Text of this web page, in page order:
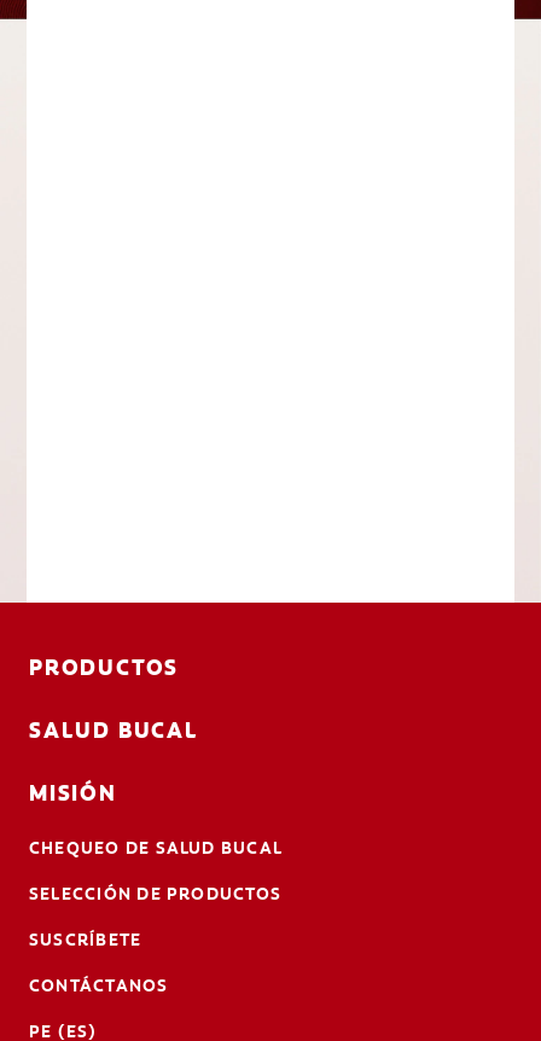
PRODUCTOS
SALUD BUCAL
MISIÓN
CHEQUEO DE SALUD BUCAL
SELECCIÓN DE PRODUCTOS
SUSCRÍBETE
CONTÁCTANOS
PE (ES)